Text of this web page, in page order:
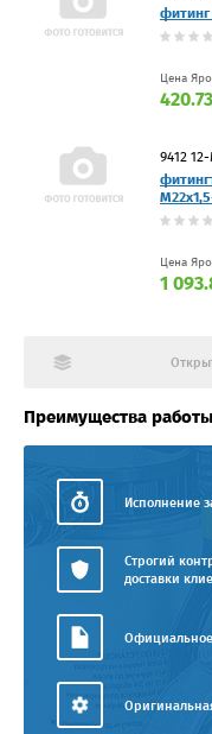
Цена
9412
Цена
1
Преимущества
Исполнение
Строгий
доставки